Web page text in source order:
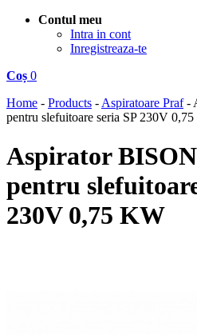
Contul meu
Intra in cont
Inregistreaza-te
Coș 0
Home - Products - Aspiratoare Praf-
pentru slefuitoare seria SP 230V
Aspirator
pentru
230V 0,75 KW